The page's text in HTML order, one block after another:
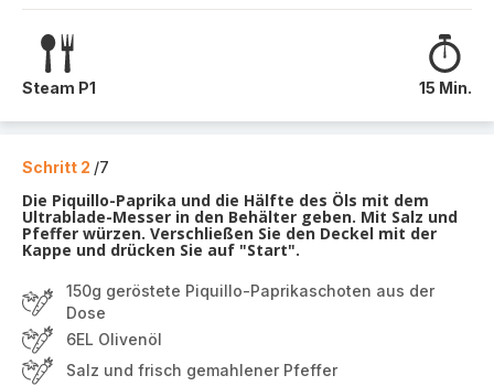
Steam P1 15 Min.
Schritt 2 /7
Die Piquillo-Paprika und die Hälfte des Öls mit dem
Ultrablade-Messer in den Behälter geben. Mit Salz und
Pfeffer würzen. Verschließen Sie den Deckel mit der
Kappe und drücken Sie auf "Start".
150g geröstete Piquillo-Paprikaschoten aus der
Dose
6EL Olivenöl
Salz und frisch gemahlener Pfeffer